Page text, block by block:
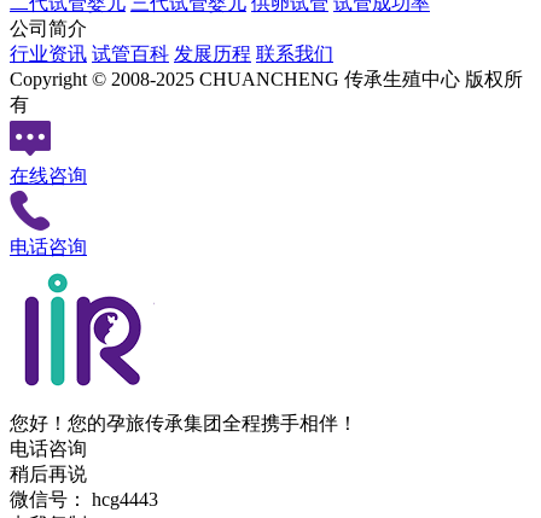
公司简介
行业资讯 试管百科 发展历程 联系我们
Copyright © 2008-2025 CHUANCHENG 传承生殖中心 版权所
有
在线咨询
电话咨询
您好！您的孕旅传承集团全程携手相伴！
电话咨询
稍后再说
微信号： hcg4443